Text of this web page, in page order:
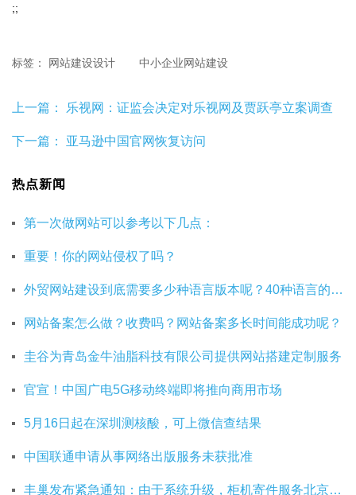
;;
标签： 网站建设设计 中小企业网站建设
上一篇： 乐视网：证监会决定对乐视网及贾跃亭立案调查
下一篇： 亚马逊中国官网恢复访问
热点新闻
第一次做网站可以参考以下几点：
重要！你的网站侵权了吗？
外贸网站建设到底需要多少种语言版本呢？40种语言的网站建设有必要吗？
网站备案怎么做？收费吗？网站备案多长时间能成功呢？
圭谷为青岛金牛油脂科技有限公司提供网站搭建定制服务
官宣！中国广电5G移动终端即将推向商用市场
5月16日起在深圳测核酸，可上微信查结果
中国联通申请从事网络出版服务未获批准
丰巢发布紧急通知：由于系统升级，柜机寄件服务北京双向关停